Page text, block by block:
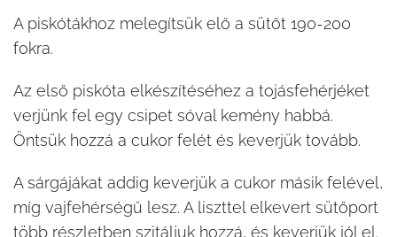
A piskótákhoz melegítsük elő a sütőt 190-200
fokra.
Az első piskóta elkészítéséhez a tojásfehérjéket
verjünk fel egy csipet sóval kemény habbá.
Öntsük hozzá a cukor felét és keverjük tovább.
A sárgájákat addig keverjük a cukor másik felével,
míg vajfehérségű lesz. A liszttel elkevert sütőport
több részletben szitáljuk hozzá, és keverjük jól el.